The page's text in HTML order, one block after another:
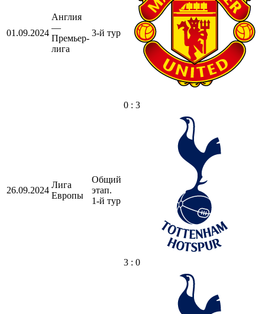
01.09.2024
Англия
—
Премьер-
лига
3-й тур
0 : 3
26.09.2024
Лига
Европы
Общий
этап.
1-й тур
3 : 0